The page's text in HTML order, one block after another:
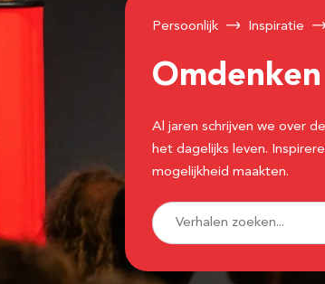
Persoonlijk Inspiratie
Omdenken
Al jaren schrijven we over
het dagelijks leven.
mogelijkheid maakten.